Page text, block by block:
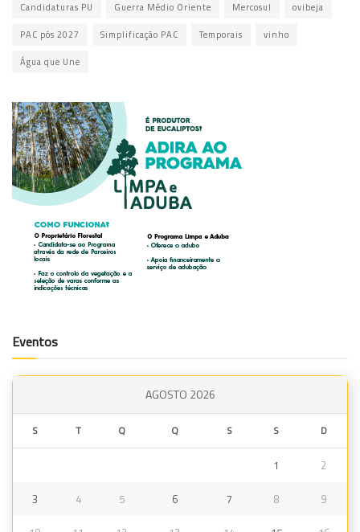
Candidaturas PU Guerra Médio Oriente Mercosul ovibeja
PAC pós 2027 Simplificação PAC Temporais vinho
Água que Une
Eventos
AGOSTO 2026
S T Q Q S S D
1 2
3 4 5 6 7 8 9